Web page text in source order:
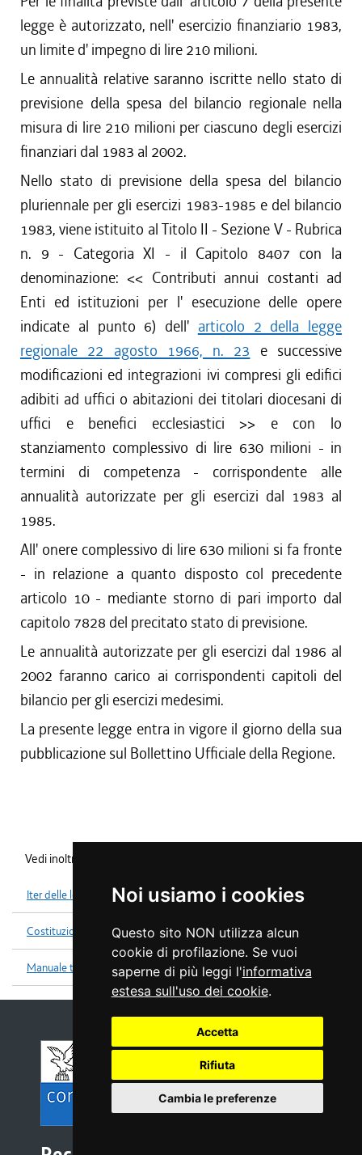
Noi usiamo i cookies
Questo sito NON utilizza alcun
cookie di profilazione. Se vuoi
saperne di più leggi l'informativa
estesa sull'uso dei cookie.
Accetta
Rifiuta
Cambia le preferenze
legge è autorizzato, nell' esercizio finanziario 1983,
un limite d' impegno di lire 210 milioni.
Le annualità relative saranno iscritte nello stato di
previsione della spesa del bilancio regionale nella
misura di lire 210 milioni per ciascuno degli esercizi
finanziari dal 1983 al 2002.
Nello stato di previsione della spesa del bilancio
pluriennale per gli esercizi 1983-1985 e del bilancio
1983, viene istituito al Titolo II - Sezione V - Rubrica
n. 9 - Categoria XI - il Capitolo 8407 con la
denominazione: << Contributi annui costanti ad
Enti ed istituzioni per l' esecuzione delle opere
indicate al punto 6) dell' articolo 2 della legge
regionale 22 agosto 1966, n. 23 e successive
modificazioni ed integrazioni ivi compresi gli edifici
adibiti ad uffici o abitazioni dei titolari diocesani di
uffici e benefici ecclesiastici >> e con lo
stanziamento complessivo di lire 630 milioni - in
termini di competenza - corrispondente alle
annualità autorizzate per gli esercizi dal 1983 al
1985.
All' onere complessivo di lire 630 milioni si fa fronte
- in relazione a quanto disposto col precedente
articolo 10 - mediante storno di pari importo dal
capitolo 7828 del precitato stato di previsione.
Le annualità autorizzate per gli esercizi dal 1986 al
2002 faranno carico ai corrispondenti capitoli del
bilancio per gli esercizi medesimi.
La presente legge entra in vigore il giorno della sua
pubblicazione sul Bollettino Ufficiale della Regione.
Vedi inoltre
Iter delle leggi
Costituzione
Manuale tecniche legislative